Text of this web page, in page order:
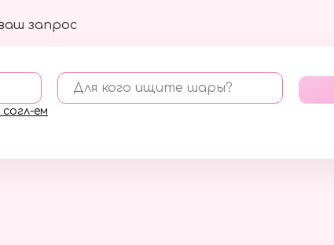
запрос
Для кого ищите шары?
ем